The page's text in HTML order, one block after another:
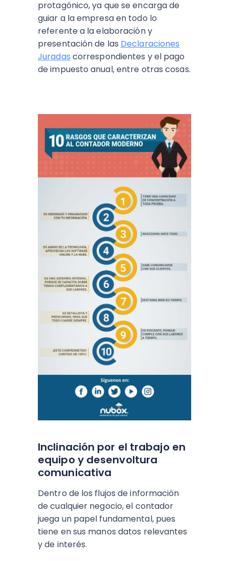
protagónico, ya que se encarga de
guiar a la empresa en todo lo
referente a la elaboración y
presentación de las Declaraciones
Juradas correspondientes y el pago
de impuesto anual, entre otras cosas.
Inclinación por el trabajo en
equipo y desenvoltura
comunicativa
Dentro de los flujos de información
de cualquier negocio, el contador
juega un papel fundamental, pues
tiene en sus manos datos relevantes
y de interés.